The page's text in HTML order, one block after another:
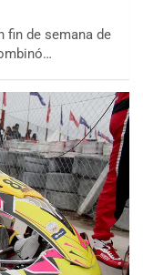
fin de semana de